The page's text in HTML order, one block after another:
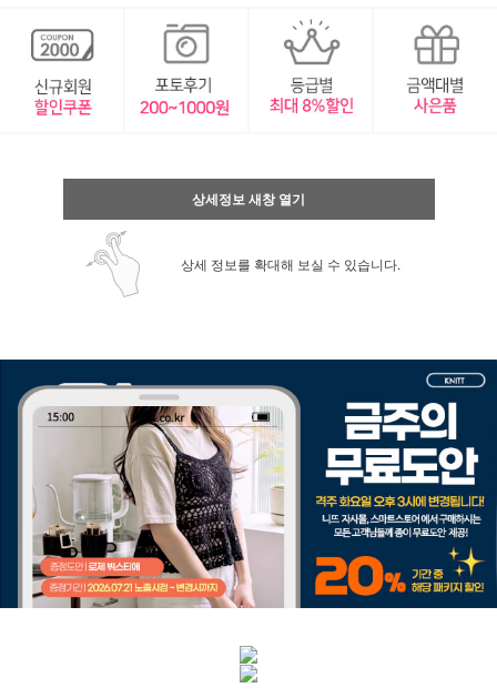
상세정보 새창 열기
상세 정보를 확대해 보실 수 있습니다.